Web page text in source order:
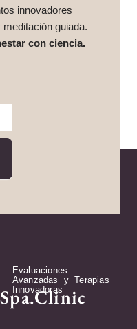
innovadores
guiada.
con ciencia.
Evaluaciones
Avanzadas y Terapias
Innovadoras